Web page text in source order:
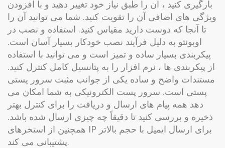
بارگیری کنید ، آن را طبق نیاز خود تغییر دهید و با افزودن
ویژگی های اضافی آن را تقویت کنید. شما می توانید آن را
تا آنجا که دوست دارید مقیاس کنید. استفاده و نصب در
اوبونتو به دلیل فرآیند نصب خودکار بسیار آسان است.
پیکربندی بسیار ساده و تمیز است و می توانید با استفاده
از پیکربندی ها ، نرم افزار را به پتانسیل کامل کنترل کنید.
مستندات واضح و ساده یکی از جوانب مثبت سرور پستی
پستی است. سرور پست الکترونیکی به شما امکان می
دهد همه پیام های ارسال و دریافت را برای کنترل بهتر
ذخیره و بررسی کنید تا دقیقاً چه چیزی ارسال شده باشد.
همچنین از استخرهای IP برای ارسال ایمیل با حجم بالاتر
پشتیبانی می کند.